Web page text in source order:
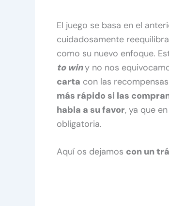
El juego se basa en el
cuidadosamente
como su nuevo enfoque.
to winy no nos
carta con las
más rápido si las
habla a su favor, ya que
obligatoria.
Aquí os dejamos con un